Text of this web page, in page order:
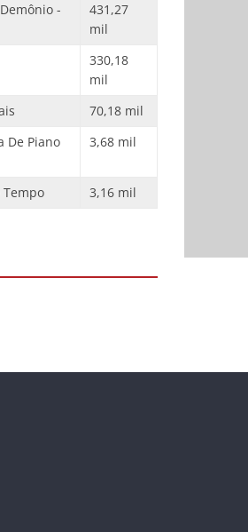
-
431,27
mil
330,18
mil
70,18 mil
De Piano
3,68 mil
Tempo 3,16 mil